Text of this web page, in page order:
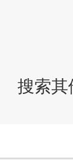
搜索其